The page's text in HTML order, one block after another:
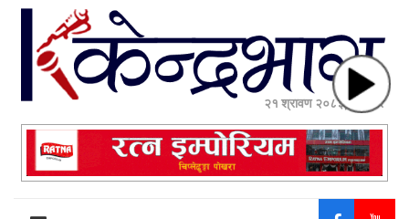
२१ श्रावण २०८३, बिहीबार